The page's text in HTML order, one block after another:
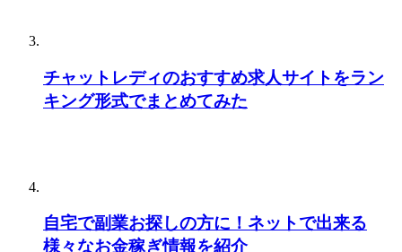
チャットレディのおすすめ求人サイトをラン
キング形式でまとめてみた
自宅で副業お探しの方に！ネットで出来る
様々なお金稼ぎ情報を紹介